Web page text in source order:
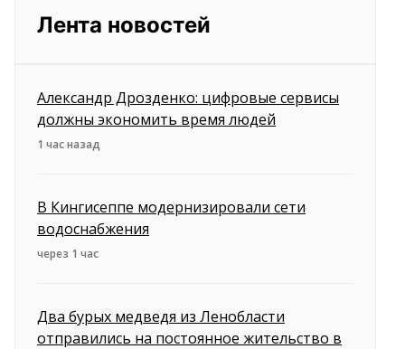
Лента новостей
Александр Дрозденко: цифровые сервисы
должны экономить время людей
1 час назад
В Кингисеппе модернизировали сети
водоснабжения
через 1 час
Два бурых медведя из Ленобласти
отправились на постоянное жительство в